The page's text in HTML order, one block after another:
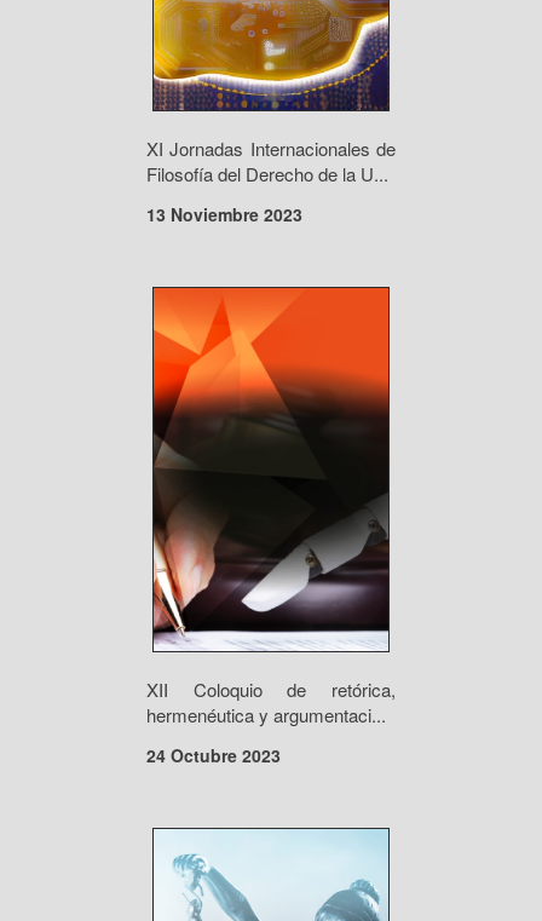
XI Jornadas Internacionales de
Filosofía del Derecho de la U...
13 Noviembre 2023
XII Coloquio de retórica,
hermenéutica y argumentaci...
24 Octubre 2023